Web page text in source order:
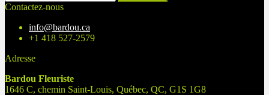
Contactez-nous
info@bardou.ca
+1 418 527-2579
Adresse
Bardou Fleuriste
1646 C, chemin Saint-Louis, Québec, QC, G1S 1G8